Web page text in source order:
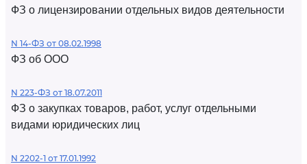
ФЗ о лицензировании отдельных видов деятельности
N 14-ФЗ от 08.02.1998
ФЗ об ООО
N 223-ФЗ от 18.07.2011
ФЗ о закупках товаров, работ, услуг отдельными
видами юридических лиц
N 2202-1 от 17.01.1992